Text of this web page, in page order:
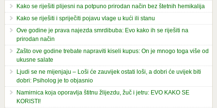
Kako se riješiti plijesni na potpuno prirodan način bez štetnih hemikalija
Kako se riješiti i spriječiti pojavu vlage u kući ili stanu
Ove godine je prava najezda smrdibuba: Evo kako ih se riješiti na
prirodan način
Zašto ove godine trebate napraviti kiseli kupus: On je mnogo toga više od
ukusne salate
Ljudi se ne mijenjaju – Loši će zauvijek ostati loši, a dobri će uvijek biti
dobri: Psiholog je to objasnio
Namirnica koja oporavlja štitnu žlijezdu, žuč i jetru: EVO KAKO SE
KORISTI!